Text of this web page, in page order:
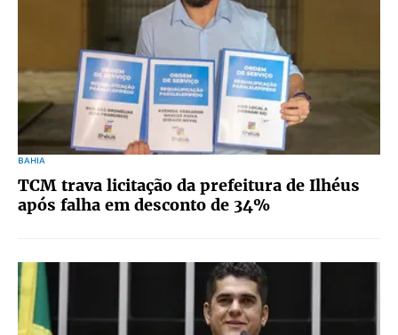
BAHIA
TCM trava licitação da prefeitura de Ilhéus
após falha em desconto de 34%